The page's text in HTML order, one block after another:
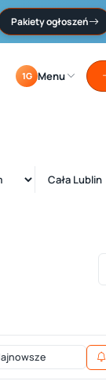
Pakiety ogłoszeń
1G Menu